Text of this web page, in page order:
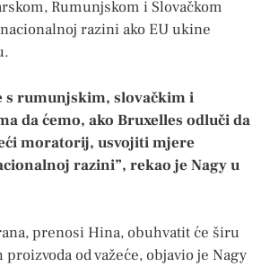
Rumunjskom i Slovačkom
razini ako EU ukine
s rumunjskim, slovačkim i
da ćemo, ako Bruxelles odluči da
moratorij, usvojiti mjere
razini”, rekao je Nagy u
prenosi Hina, obuhvatit će širu
od važeće, objavio je Nagy